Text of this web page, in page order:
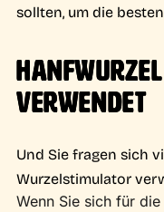
sollten, um die
VERWENDET
Und Sie fragen sich
Wurzelstimulator
Wenn Sie sich für die